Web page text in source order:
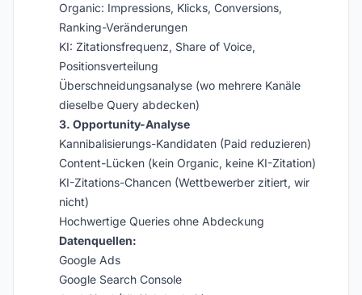
Organic: Impressions, Klicks, Conversions,
Ranking-Veränderungen
KI: Zitationsfrequenz, Share of Voice,
Positionsverteilung
Überschneidungsanalyse (wo mehrere Kanäle
dieselbe Query abdecken)
3. Opportunity-Analyse
Kannibalisierungs-Kandidaten (Paid reduzieren)
Content-Lücken (kein Organic, keine KI-Zitation)
KI-Zitations-Chancen (Wettbewerber zitiert, wir
nicht)
Hochwertige Queries ohne Abdeckung
Datenquellen:
Google Ads
Google Search Console